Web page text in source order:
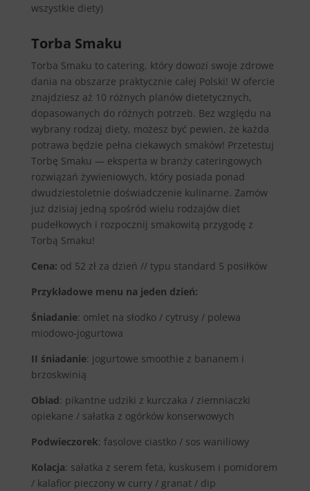
wszystkie diety)
Torba Smaku
Torba Smaku to catering, który dowozi swoje zdrowe
dania na obszarze praktycznie całej Polski! W ofercie
znajdziesz aż 10 różnych planów dietetycznych,
dopasowanych do różnych potrzeb. Bez względu na
wybrany rodzaj diety, możesz być pewien, że każda
potrawa będzie pełna ciekawych smaków! Przetestuj
Torbę Smaku — eksperta w branży cateringowych
rozwiązań żywieniowych, który posiada ponad
dwudziestoletnie doświadczenie kulinarne. Zamów
już dzisiaj jedną spośród wielu rodzajów diet
pudełkowych i rozpocznij smakowitą przygodę z
Torbą Smaku!
Cena: od 52 zł za dzień // typu standard 5 posiłków
Przykładowe menu na jeden dzień:
Śniadanie: omlet na słodko / cytrusy / polewa
miodowo-jogurtowa
II śniadanie: jogurtowe smoothie z bananem i
brzoskwinią
Obiad: pikantne udziki z kurczaka / ziemniaczki
opiekane / sałatka z ogórków konserwowych
Podwieczorek: fasolove ciastko / sos waniliowy
Kolacja: sałatka z serem feta, kuskusem i pomidorem
/ kalafior pieczony w curry / granat / dip